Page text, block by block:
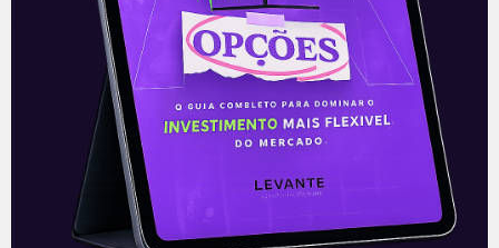
juros nos Estados Unidos sobre os
investimentos no Brasil, como
Leia mais
23/05/2021